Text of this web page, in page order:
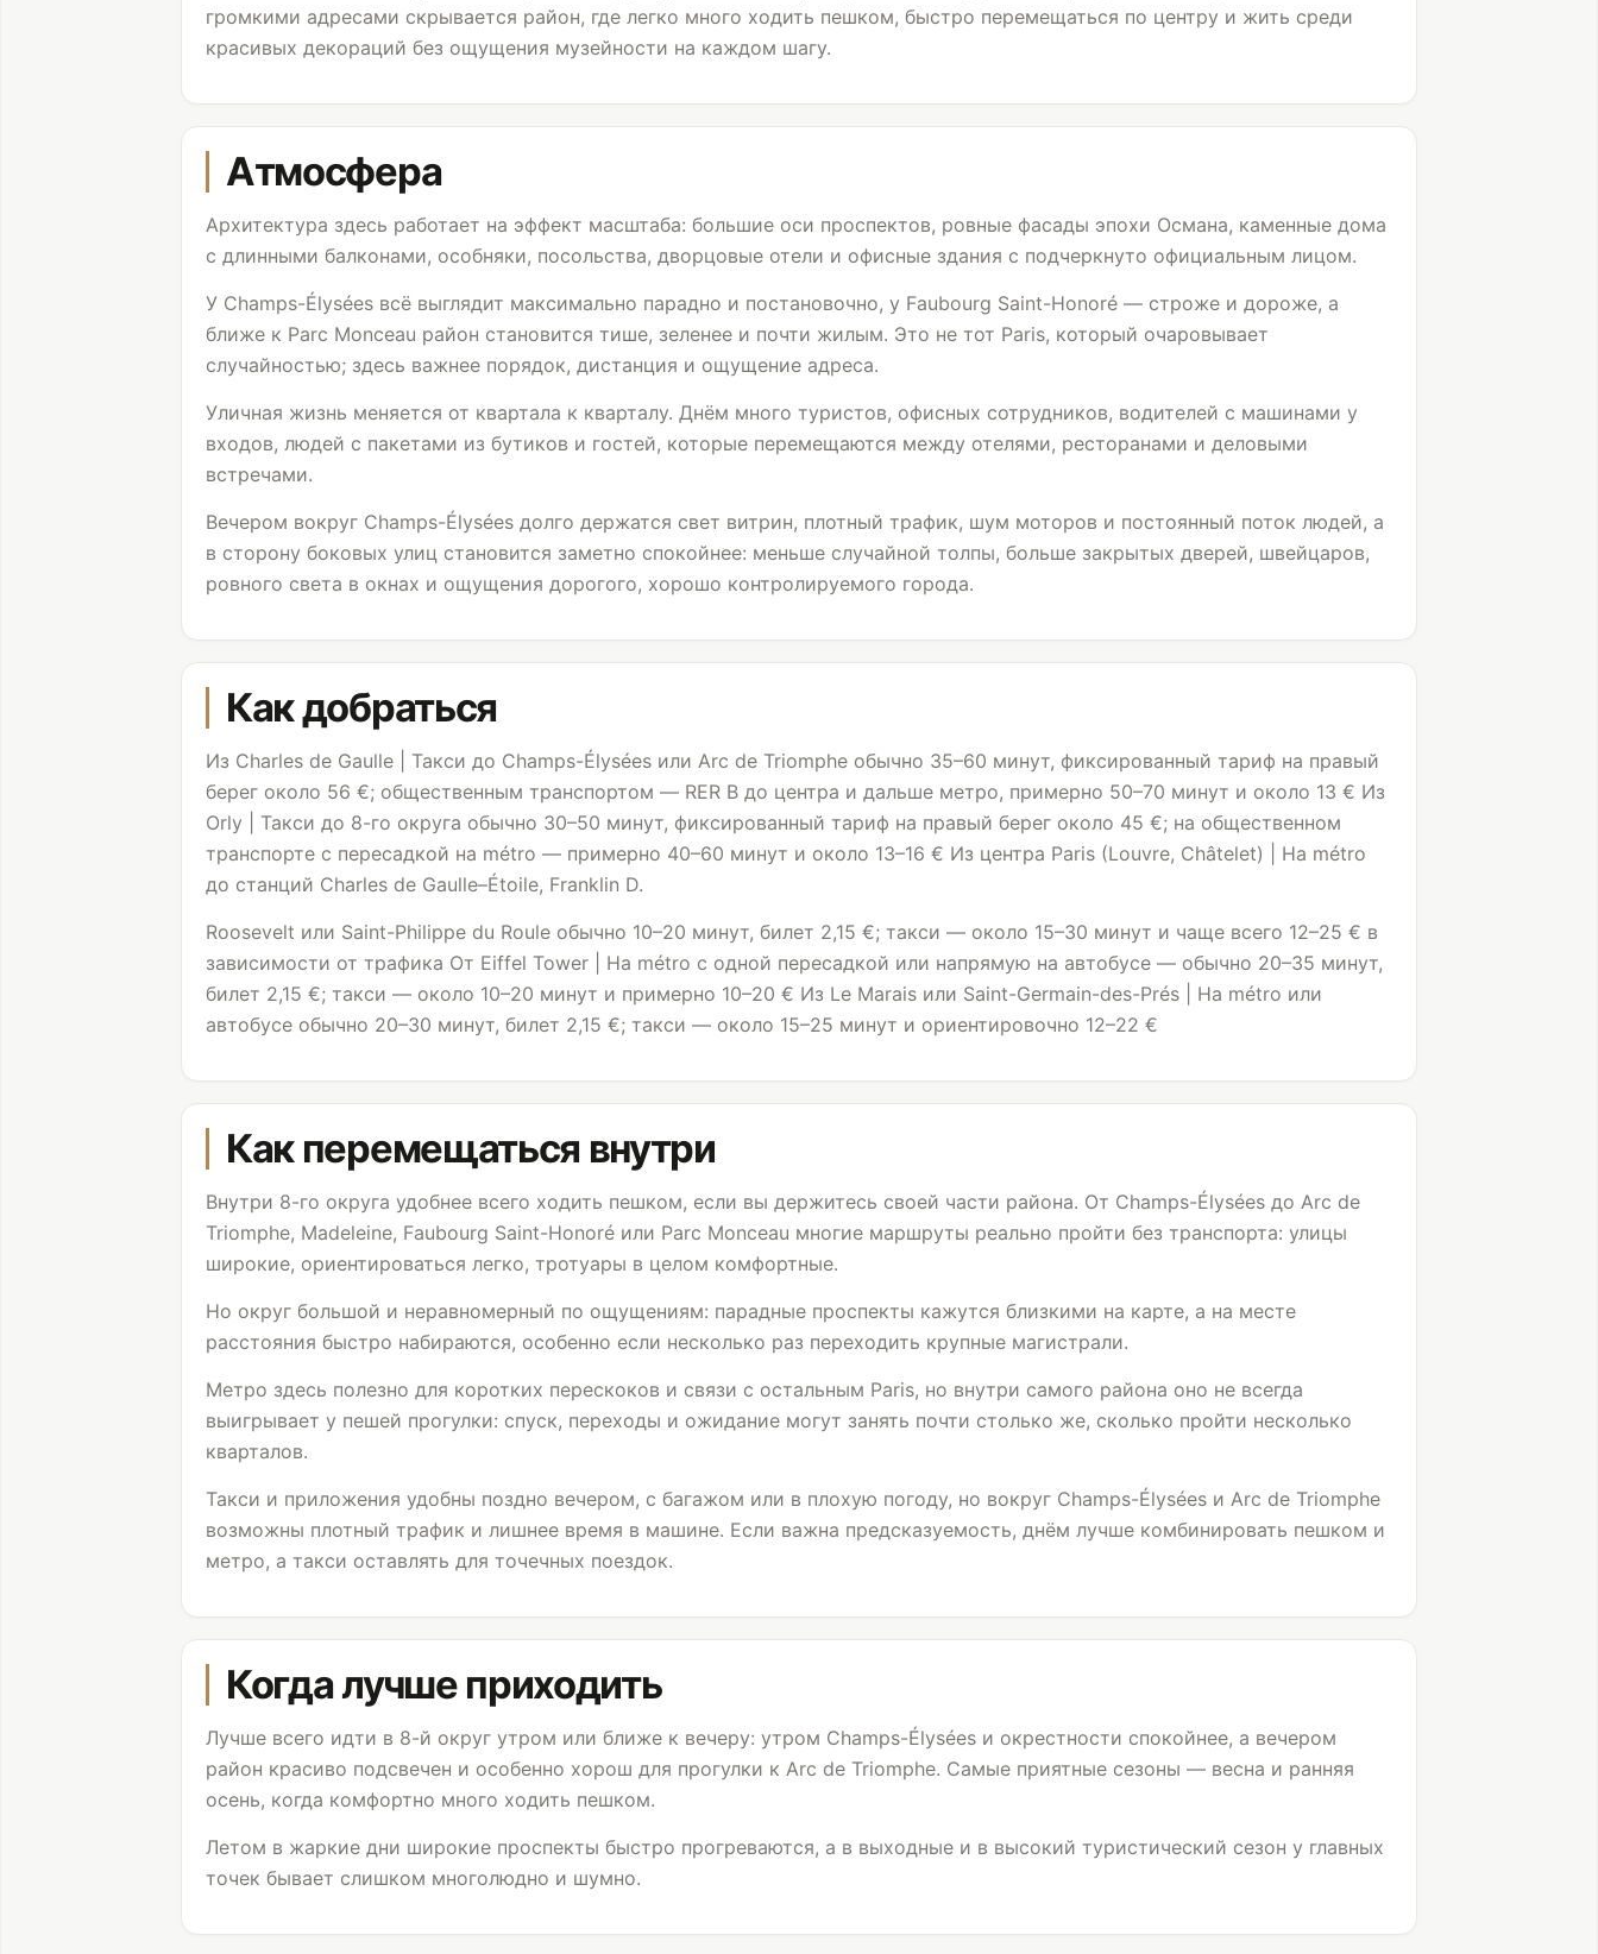
громкими адресами скрывается район, где легко много ходить пешком, быстро перемещаться по центру и жить среди
красивых декораций без ощущения музейности на каждом шагу.
Атмосфера
Архитектура здесь работает на эффект масштаба: большие оси проспектов, ровные фасады эпохи Османа, каменные дома
с длинными балконами, особняки, посольства, дворцовые отели и офисные здания с подчеркнуто официальным лицом.
У Champs-Élysées всё выглядит максимально парадно и постановочно, у Faubourg Saint-Honoré — строже и дороже, а
ближе к Parc Monceau район становится тише, зеленее и почти жилым. Это не тот Paris, который очаровывает
случайностью; здесь важнее порядок, дистанция и ощущение адреса.
Уличная жизнь меняется от квартала к кварталу. Днём много туристов, офисных сотрудников, водителей с машинами у
входов, людей с пакетами из бутиков и гостей, которые перемещаются между отелями, ресторанами и деловыми
встречами.
Вечером вокруг Champs-Élysées долго держатся свет витрин, плотный трафик, шум моторов и постоянный поток людей, а
в сторону боковых улиц становится заметно спокойнее: меньше случайной толпы, больше закрытых дверей, швейцаров,
ровного света в окнах и ощущения дорогого, хорошо контролируемого города.
Как добраться
Из Charles de Gaulle | Такси до Champs-Élysées или Arc de Triomphe обычно 35–60 минут, фиксированный тариф на правый
берег около 56 €; общественным транспортом — RER B до центра и дальше метро, примерно 50–70 минут и около 13 € Из
Orly | Такси до 8-го округа обычно 30–50 минут, фиксированный тариф на правый берег около 45 €; на общественном
транспорте с пересадкой на métro — примерно 40–60 минут и около 13–16 € Из центра Paris (Louvre, Châtelet) | На métro
до станций Charles de Gaulle–Étoile, Franklin D.
Roosevelt или Saint-Philippe du Roule обычно 10–20 минут, билет 2,15 €; такси — около 15–30 минут и чаще всего 12–25 € в
зависимости от трафика От Eiffel Tower | На métro с одной пересадкой или напрямую на автобусе — обычно 20–35 минут,
билет 2,15 €; такси — около 10–20 минут и примерно 10–20 € Из Le Marais или Saint-Germain-des-Prés | На métro или
автобусе обычно 20–30 минут, билет 2,15 €; такси — около 15–25 минут и ориентировочно 12–22 €
Как перемещаться внутри
Внутри 8-го округа удобнее всего ходить пешком, если вы держитесь своей части района. От Champs-Élysées до Arc de
Triomphe, Madeleine, Faubourg Saint-Honoré или Parc Monceau многие маршруты реально пройти без транспорта: улицы
широкие, ориентироваться легко, тротуары в целом комфортные.
Но округ большой и неравномерный по ощущениям: парадные проспекты кажутся близкими на карте, а на месте
расстояния быстро набираются, особенно если несколько раз переходить крупные магистрали.
Метро здесь полезно для коротких перескоков и связи с остальным Paris, но внутри самого района оно не всегда
выигрывает у пешей прогулки: спуск, переходы и ожидание могут занять почти столько же, сколько пройти несколько
кварталов.
Такси и приложения удобны поздно вечером, с багажом или в плохую погоду, но вокруг Champs-Élysées и Arc de Triomphe
возможны плотный трафик и лишнее время в машине. Если важна предсказуемость, днём лучше комбинировать пешком и
метро, а такси оставлять для точечных поездок.
Когда лучше приходить
Лучше всего идти в 8-й округ утром или ближе к вечеру: утром Champs-Élysées и окрестности спокойнее, а вечером
район красиво подсвечен и особенно хорош для прогулки к Arc de Triomphe. Самые приятные сезоны — весна и ранняя
осень, когда комфортно много ходить пешком.
Летом в жаркие дни широкие проспекты быстро прогреваются, а в выходные и в высокий туристический сезон у главных
точек бывает слишком многолюдно и шумно.